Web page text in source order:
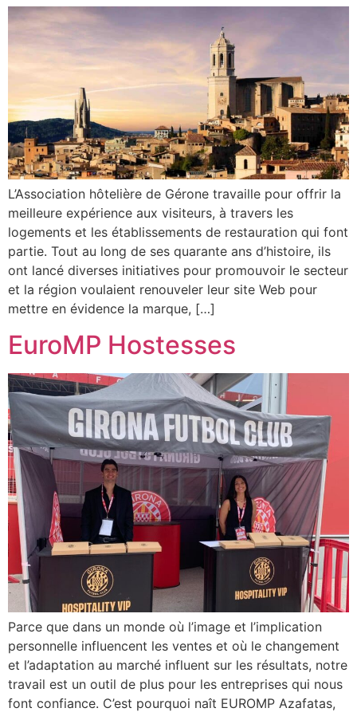
L’Association hôtelière de Gérone travaille pour offrir la
meilleure expérience aux visiteurs, à travers les
logements et les établissements de restauration qui font
partie. Tout au long de ses quarante ans d’histoire, ils
ont lancé diverses initiatives pour promouvoir le secteur
et la région voulaient renouveler leur site Web pour
mettre en évidence la marque, […]
EuroMP Hostesses
Parce que dans un monde où l’image et l’implication
personnelle influencent les ventes et où le changement
et l’adaptation au marché influent sur les résultats, notre
travail est un outil de plus pour les entreprises qui nous
font confiance. C’est pourquoi naît EUROMP Azafatas,